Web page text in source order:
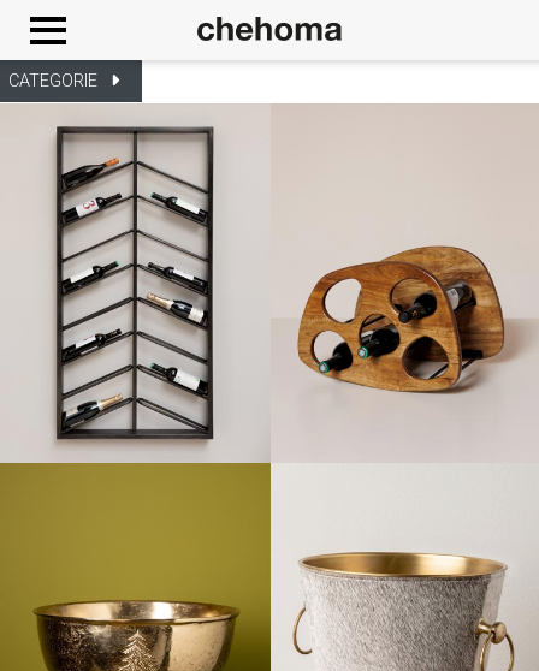
CATEGORIE
Cookies management panel